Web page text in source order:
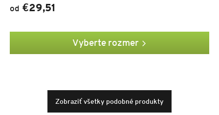
od €29,51
Vyberte rozmer
Zobraziť všetky podobné produkty